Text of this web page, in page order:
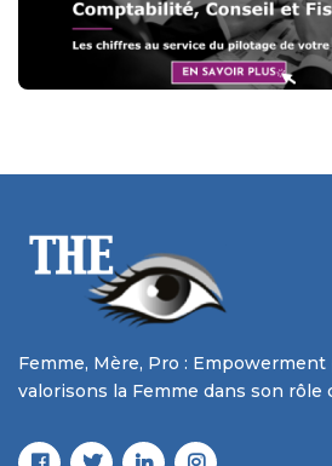
Femme, Mère, Pro :
valorisons la Femme dans son rôle